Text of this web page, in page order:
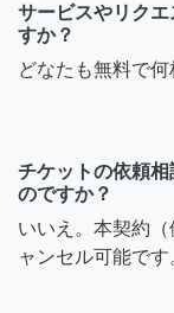
サービスやリク
すか？
どなたも無料で
チケットの依頼
のですか？
いいえ。本契約
ャンセル可能です